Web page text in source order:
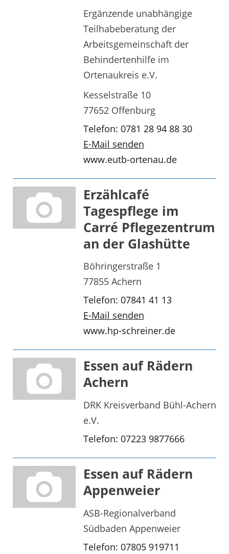
Ergänzende unabhängige
Teilhabeberatung der
Arbeitsgemeinschaft der
Behindertenhilfe im
Ortenaukreis e.V.
Kesselstraße 10
77652 Offenburg
Telefon: 0781 28 94 88 30
E-Mail senden
www.eutb-ortenau.de
Erzählcafé
Tagespflege im
Carré Pflegezentrum
an der Glashütte
Böhringerstraße 1
77855 Achern
Telefon: 07841 41 13
E-Mail senden
www.hp-schreiner.de
Essen auf Rädern
Achern
DRK Kreisverband Bühl-Achern
e.V.
Telefon: 07223 9877666
Essen auf Rädern
Appenweier
ASB-Regionalverband
Südbaden Appenweier
Telefon: 07805 919711